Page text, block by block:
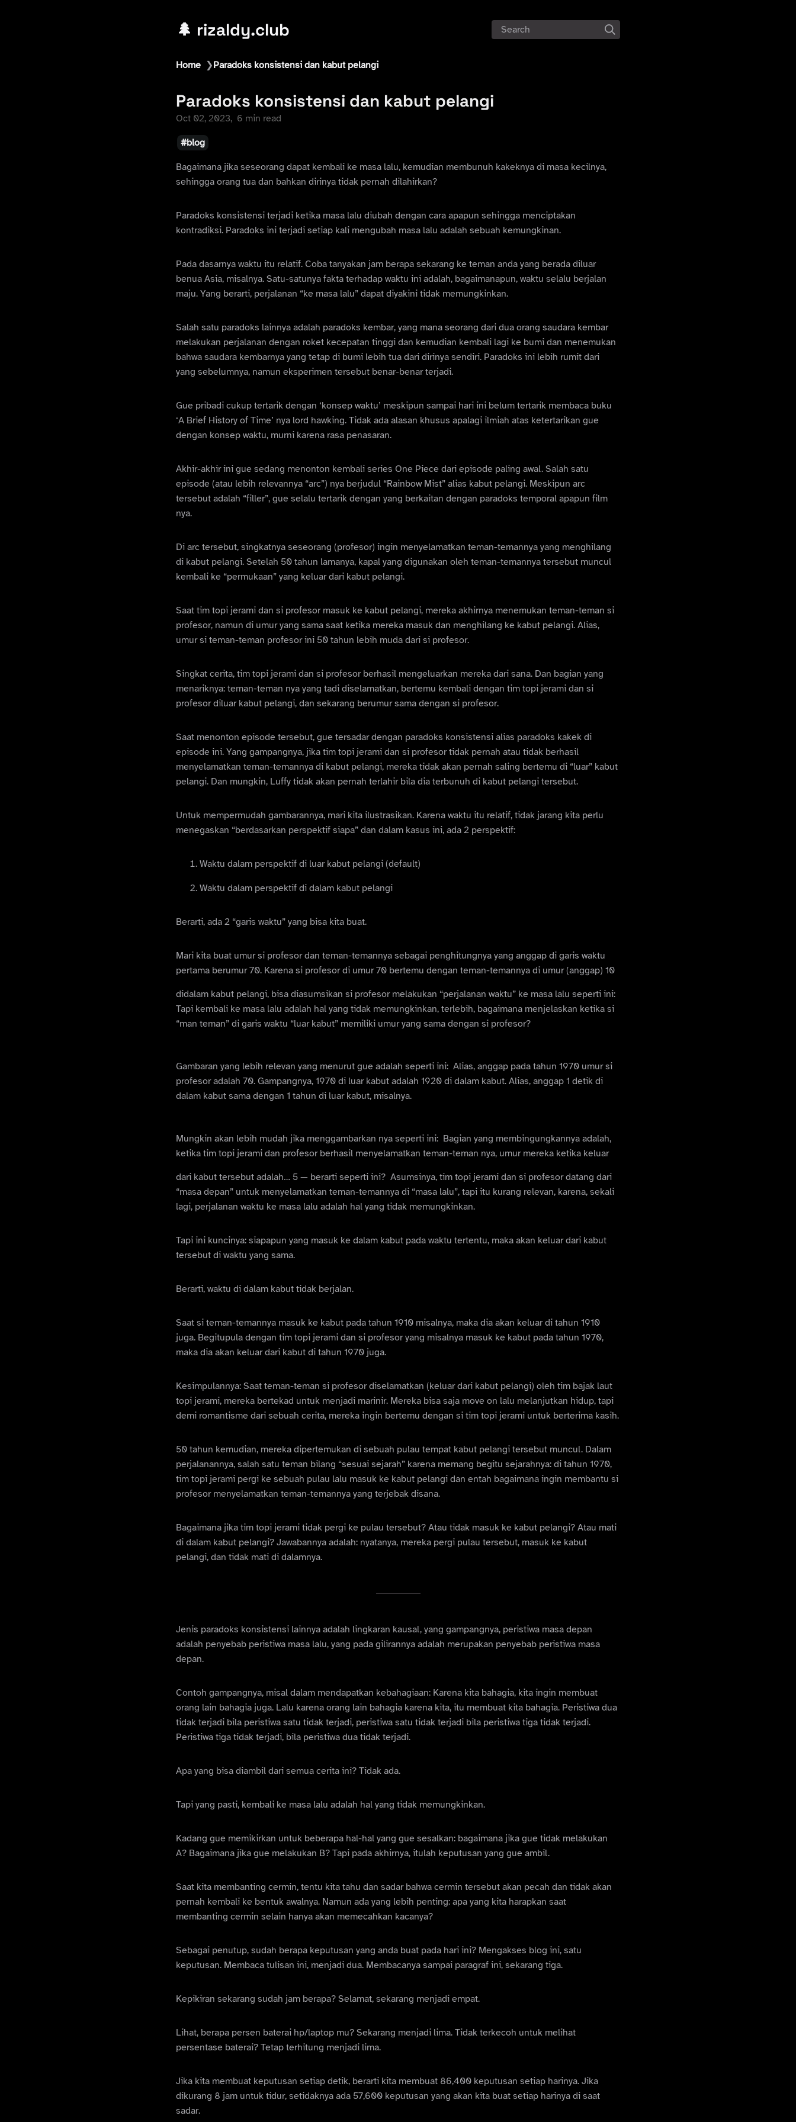
🌲 rizaldy.club Search
Home ❯Paradoks konsistensi dan kabut pelangi
Paradoks konsistensi dan kabut pelangi
Oct 02, 2023 6 min read
blog
Bagaimana jika seseorang dapat kembali ke masa lalu, kemudian membunuh kakeknya di masa kecilnya,
sehingga orang tua dan bahkan dirinya tidak pernah dilahirkan?
Paradoks konsistensi terjadi ketika masa lalu diubah dengan cara apapun sehingga menciptakan
kontradiksi. Paradoks ini terjadi setiap kali mengubah masa lalu adalah sebuah kemungkinan.
Pada dasarnya waktu itu relatif. Coba tanyakan jam berapa sekarang ke teman anda yang berada diluar
benua Asia, misalnya. Satu-satunya fakta terhadap waktu ini adalah, bagaimanapun, waktu selalu berjalan
maju. Yang berarti, perjalanan “ke masa lalu” dapat diyakini tidak memungkinkan.
Salah satu paradoks lainnya adalah paradoks kembar, yang mana seorang dari dua orang saudara kembar
melakukan perjalanan dengan roket kecepatan tinggi dan kemudian kembali lagi ke bumi dan menemukan
bahwa saudara kembarnya yang tetap di bumi lebih tua dari dirinya sendiri. Paradoks ini lebih rumit dari
yang sebelumnya, namun eksperimen tersebut benar-benar terjadi.
Gue pribadi cukup tertarik dengan ‘konsep waktu’ meskipun sampai hari ini belum tertarik membaca buku
‘A Brief History of Time’ nya lord hawking. Tidak ada alasan khusus apalagi ilmiah atas ketertarikan gue
dengan konsep waktu, murni karena rasa penasaran.
Akhir-akhir ini gue sedang menonton kembali series One Piece dari episode paling awal. Salah satu
episode (atau lebih relevannya “arc”) nya berjudul “Rainbow Mist” alias kabut pelangi. Meskipun arc
tersebut adalah “filler”, gue selalu tertarik dengan yang berkaitan dengan paradoks temporal apapun film
nya.
Di arc tersebut, singkatnya seseorang (profesor) ingin menyelamatkan teman-temannya yang menghilang
di kabut pelangi. Setelah 50 tahun lamanya, kapal yang digunakan oleh teman-temannya tersebut muncul
kembali ke “permukaan” yang keluar dari kabut pelangi.
Saat tim topi jerami dan si profesor masuk ke kabut pelangi, mereka akhirnya menemukan teman-teman si
profesor, namun di umur yang sama saat ketika mereka masuk dan menghilang ke kabut pelangi. Alias,
umur si teman-teman profesor ini 50 tahun lebih muda dari si profesor.
Singkat cerita, tim topi jerami dan si profesor berhasil mengeluarkan mereka dari sana. Dan bagian yang
menariknya: teman-teman nya yang tadi diselamatkan, bertemu kembali dengan tim topi jerami dan si
profesor diluar kabut pelangi, dan sekarang berumur sama dengan si profesor.
Saat menonton episode tersebut, gue tersadar dengan paradoks konsistensi alias paradoks kakek di
episode ini. Yang gampangnya, jika tim topi jerami dan si profesor tidak pernah atau tidak berhasil
menyelamatkan teman-temannya di kabut pelangi, mereka tidak akan pernah saling bertemu di “luar” kabut
pelangi. Dan mungkin, Luffy tidak akan pernah terlahir bila dia terbunuh di kabut pelangi tersebut.
Untuk mempermudah gambarannya, mari kita ilustrasikan. Karena waktu itu relatif, tidak jarang kita perlu
menegaskan “berdasarkan perspektif siapa” dan dalam kasus ini, ada 2 perspektif:
Waktu dalam perspektif di luar kabut pelangi (default)
Waktu dalam perspektif di dalam kabut pelangi
Berarti, ada 2 “garis waktu” yang bisa kita buat.
Mari kita buat umur si profesor dan teman-temannya sebagai penghitungnya yang anggap di garis waktu
pertama berumur 70. Karena si profesor di umur 70 bertemu dengan teman-temannya di umur (anggap) 10
didalam kabut pelangi, bisa diasumsikan si profesor melakukan “perjalanan waktu” ke masa lalu seperti ini:
Tapi kembali ke masa lalu adalah hal yang tidak memungkinkan, terlebih, bagaimana menjelaskan ketika si
“man teman” di garis waktu “luar kabut” memiliki umur yang sama dengan si profesor?
Gambaran yang lebih relevan yang menurut gue adalah seperti ini: Alias, anggap pada tahun 1970 umur si
profesor adalah 70. Gampangnya, 1970 di luar kabut adalah 1920 di dalam kabut. Alias, anggap 1 detik di
dalam kabut sama dengan 1 tahun di luar kabut, misalnya.
Mungkin akan lebih mudah jika menggambarkan nya seperti ini: Bagian yang membingungkannya adalah,
ketika tim topi jerami dan profesor berhasil menyelamatkan teman-teman nya, umur mereka ketika keluar
dari kabut tersebut adalah… 5 — berarti seperti ini? Asumsinya, tim topi jerami dan si profesor datang dari
“masa depan” untuk menyelamatkan teman-temannya di “masa lalu”, tapi itu kurang relevan, karena, sekali
lagi, perjalanan waktu ke masa lalu adalah hal yang tidak memungkinkan.
Tapi ini kuncinya: siapapun yang masuk ke dalam kabut pada waktu tertentu, maka akan keluar dari kabut
tersebut di waktu yang sama.
Berarti, waktu di dalam kabut tidak berjalan.
Saat si teman-temannya masuk ke kabut pada tahun 1910 misalnya, maka dia akan keluar di tahun 1910
juga. Begitupula dengan tim topi jerami dan si profesor yang misalnya masuk ke kabut pada tahun 1970,
maka dia akan keluar dari kabut di tahun 1970 juga.
Kesimpulannya: Saat teman-teman si profesor diselamatkan (keluar dari kabut pelangi) oleh tim bajak laut
topi jerami, mereka bertekad untuk menjadi marinir. Mereka bisa saja move on lalu melanjutkan hidup, tapi
demi romantisme dari sebuah cerita, mereka ingin bertemu dengan si tim topi jerami untuk berterima kasih.
50 tahun kemudian, mereka dipertemukan di sebuah pulau tempat kabut pelangi tersebut muncul. Dalam
perjalanannya, salah satu teman bilang “sesuai sejarah” karena memang begitu sejarahnya: di tahun 1970,
tim topi jerami pergi ke sebuah pulau lalu masuk ke kabut pelangi dan entah bagaimana ingin membantu si
profesor menyelamatkan teman-temannya yang terjebak disana.
Bagaimana jika tim topi jerami tidak pergi ke pulau tersebut? Atau tidak masuk ke kabut pelangi? Atau mati
di dalam kabut pelangi? Jawabannya adalah: nyatanya, mereka pergi pulau tersebut, masuk ke kabut
pelangi, dan tidak mati di dalamnya.
Jenis paradoks konsistensi lainnya adalah lingkaran kausal, yang gampangnya, peristiwa masa depan
adalah penyebab peristiwa masa lalu, yang pada gilirannya adalah merupakan penyebab peristiwa masa
depan.
Contoh gampangnya, misal dalam mendapatkan kebahagiaan: Karena kita bahagia, kita ingin membuat
orang lain bahagia juga. Lalu karena orang lain bahagia karena kita, itu membuat kita bahagia. Peristiwa dua
tidak terjadi bila peristiwa satu tidak terjadi, peristiwa satu tidak terjadi bila peristiwa tiga tidak terjadi.
Peristiwa tiga tidak terjadi, bila peristiwa dua tidak terjadi.
Apa yang bisa diambil dari semua cerita ini? Tidak ada.
Tapi yang pasti, kembali ke masa lalu adalah hal yang tidak memungkinkan.
Kadang gue memikirkan untuk beberapa hal-hal yang gue sesalkan: bagaimana jika gue tidak melakukan
A? Bagaimana jika gue melakukan B? Tapi pada akhirnya, itulah keputusan yang gue ambil.
Saat kita membanting cermin, tentu kita tahu dan sadar bahwa cermin tersebut akan pecah dan tidak akan
pernah kembali ke bentuk awalnya. Namun ada yang lebih penting: apa yang kita harapkan saat
membanting cermin selain hanya akan memecahkan kacanya?
Sebagai penutup, sudah berapa keputusan yang anda buat pada hari ini? Mengakses blog ini, satu
keputusan. Membaca tulisan ini, menjadi dua. Membacanya sampai paragraf ini, sekarang tiga.
Kepikiran sekarang sudah jam berapa? Selamat, sekarang menjadi empat.
Lihat, berapa persen baterai hp/laptop mu? Sekarang menjadi lima. Tidak terkecoh untuk melihat
persentase baterai? Tetap terhitung menjadi lima.
Jika kita membuat keputusan setiap detik, berarti kita membuat 86,400 keputusan setiap harinya. Jika
dikurang 8 jam untuk tidur, setidaknya ada 57,600 keputusan yang akan kita buat setiap harinya di saat
sadar.